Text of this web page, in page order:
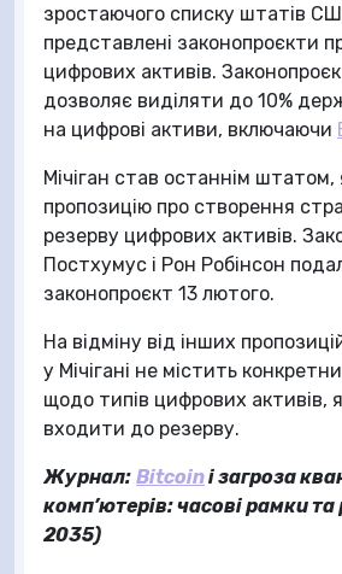
зростаючого списку штатів
представлені законопроєкти
цифрових активів.
дозволяє виділяти до 10%
на цифрові активи, включаючи
Мічіган став останнім
пропозицію про створення
резерву цифрових активів.
Постхумус і Рон Робінсон
законопроєкт 13 лютого.
На відміну від інших
у Мічігані не містить
щодо типів цифрових активів,
входити до резерву.
Журнал: Bitcoinі загроза
комп’ютерів: часові рамки
2035)